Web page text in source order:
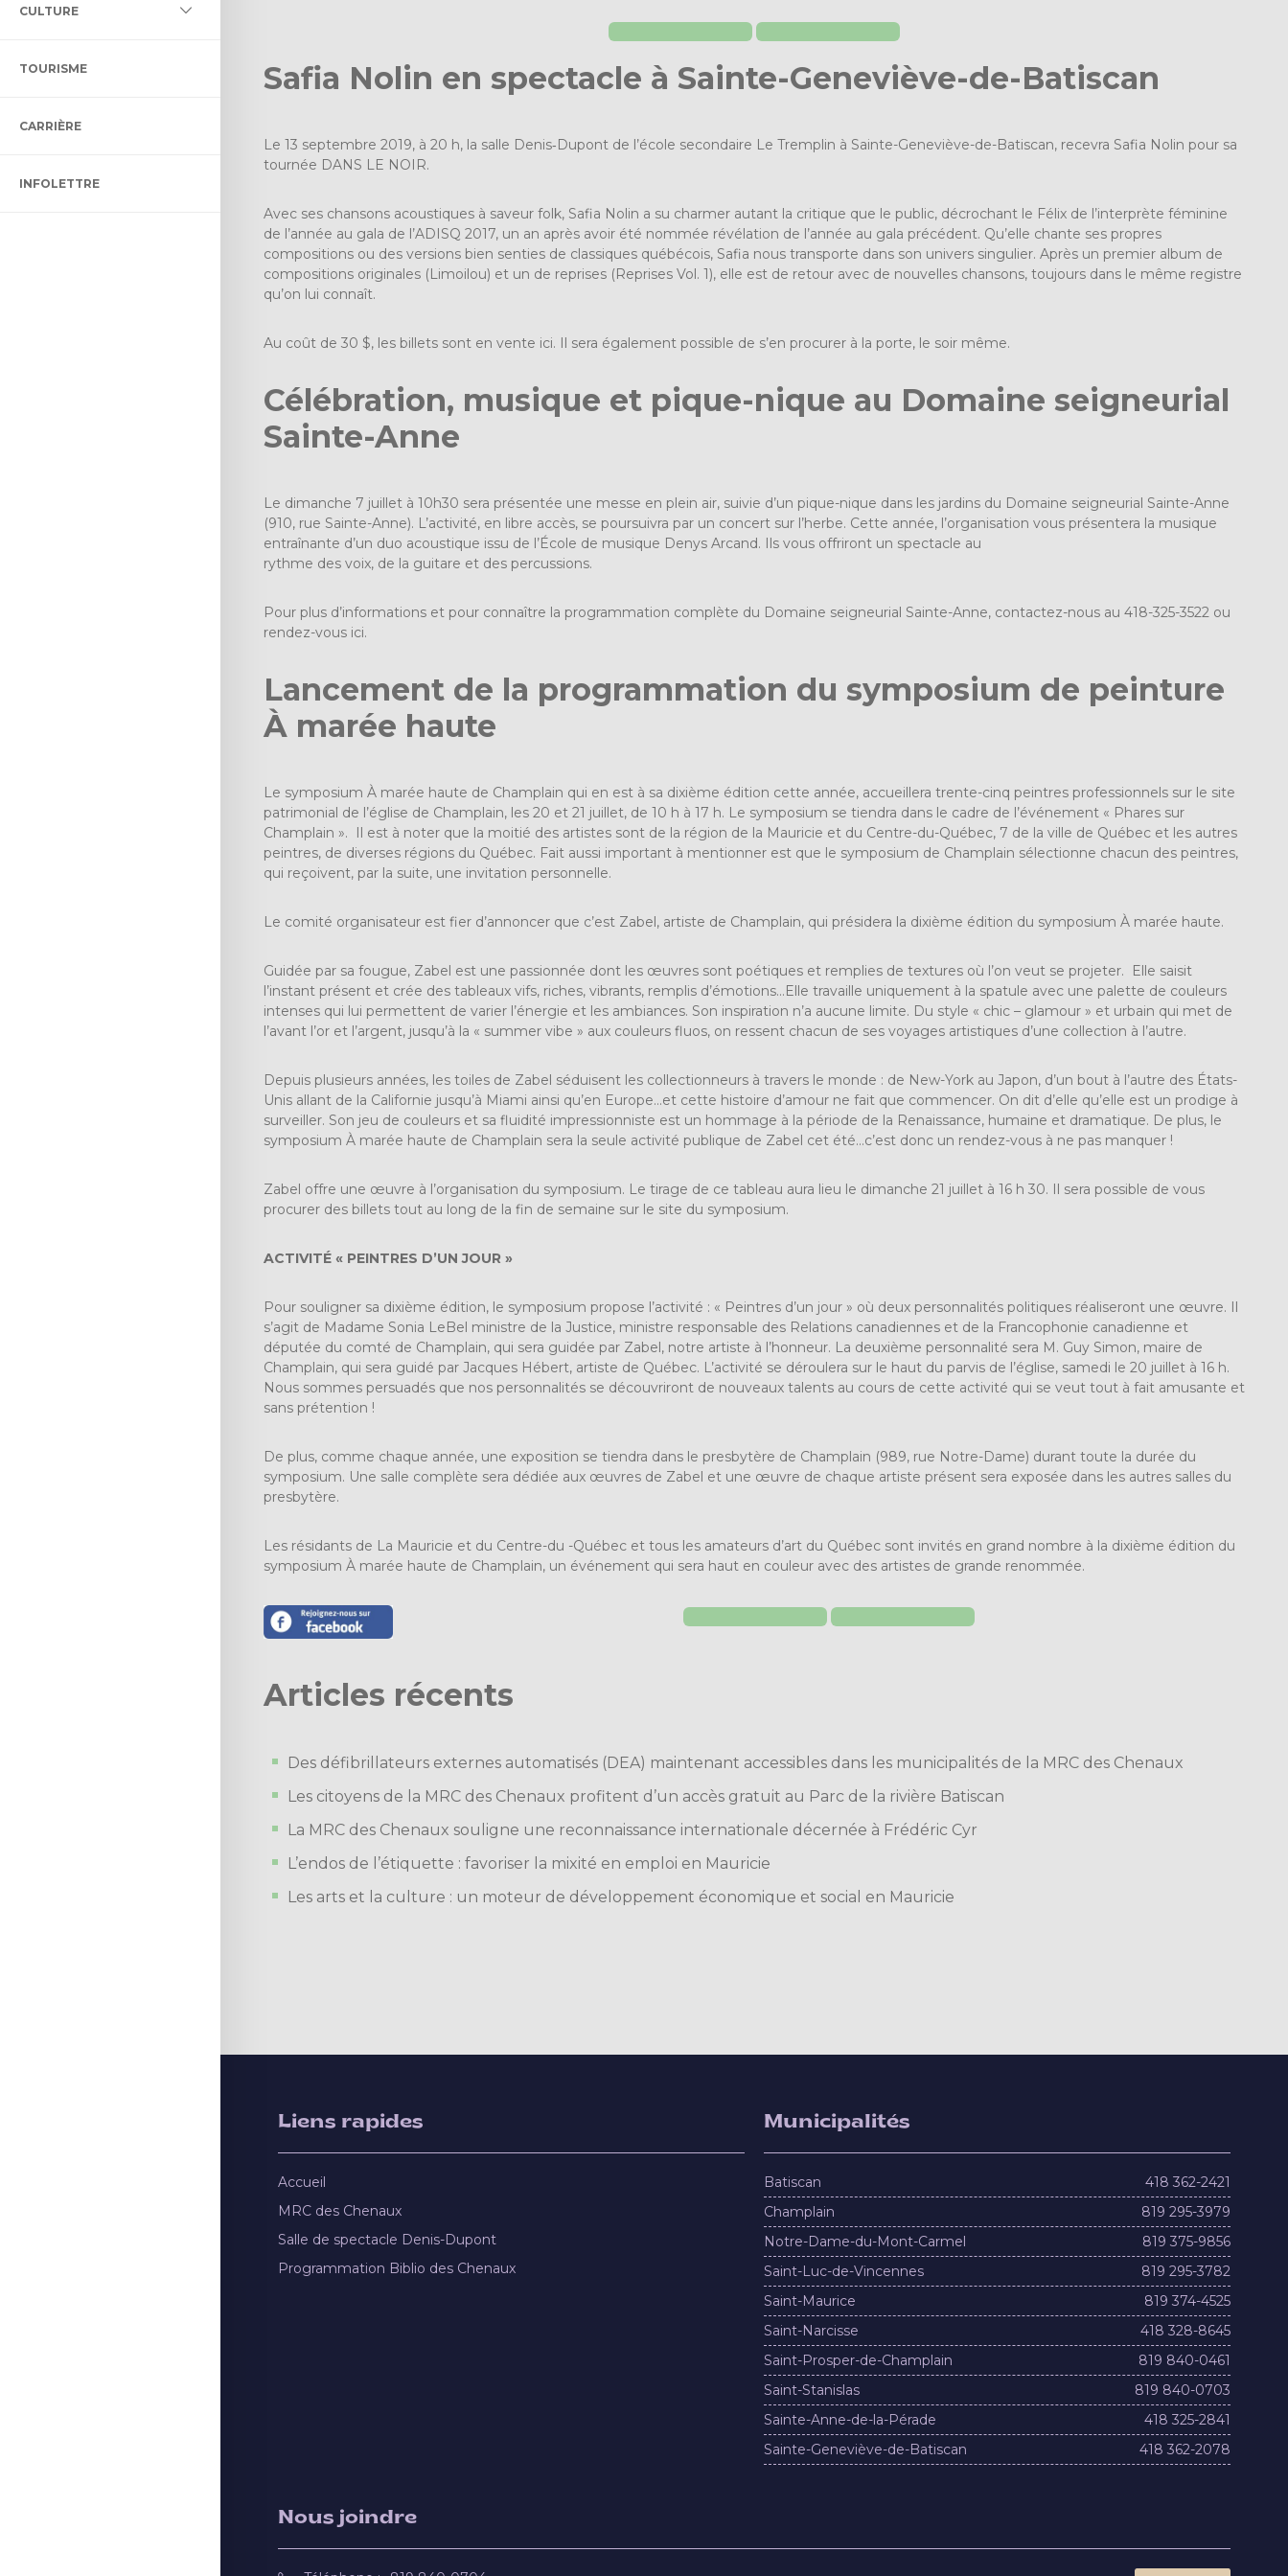
DES MILIEUX HUMIDES ET
ET DE
CONTRÔLE INTÉRIMAIRE
ET ADAPTÉ
CULTURE
BIBLIO DES CHENAUX
DENIS-DUPONT
TOURISME
CARRIÈRE
INFOLETTRE
Safia Nolin en spectacle à Sainte-Geneviève-de-Batiscan
Le 13 septembre 2019, à 20 h, la salle Denis‑Dupont de l’école secondaire Le Tremplin à Sainte-Geneviève-de-Batiscan, recevra Safia Nolin pour sa
tournée DANS LE NOIR.
Avec ses chansons acoustiques à saveur folk, Safia Nolin a su charmer autant la critique que le public, décrochant le Félix de l’interprète féminine
de l’année au gala de l’ADISQ 2017, un an après avoir été nommée révélation de l’année au gala précédent. Qu’elle chante ses propres
compositions ou des versions bien senties de classiques québécois, Safia nous transporte dans son univers singulier. Après un premier album de
compositions originales (Limoilou) et un de reprises (Reprises Vol. 1), elle est de retour avec de nouvelles chansons, toujours dans le même registre
qu’on lui connaît.
Au coût de 30 $, les billets sont en vente ici. Il sera également possible de s’en procurer à la porte, le soir même.
Célébration, musique et pique-nique au Domaine seigneurial
Sainte-Anne
Le dimanche 7 juillet à 10h30 sera présentée une messe en plein air, suivie d’un pique-nique dans les jardins du Domaine seigneurial Sainte-Anne
(910, rue Sainte-Anne). L’activité, en libre accès, se poursuivra par un concert sur l’herbe. Cette année, l’organisation vous présentera la musique
entraînante d’un duo acoustique issu de l’École de musique Denys Arcand. Ils vous offriront un spectacle au
rythme des voix, de la guitare et des percussions.
Pour plus d’informations et pour connaître la programmation complète du Domaine seigneurial Sainte-Anne, contactez-nous au 418-325-3522 ou
rendez-vous ici.
Lancement de la programmation du symposium de peinture
À marée haute
Le symposium À marée haute de Champlain qui en est à sa dixième édition cette année, accueillera trente-cinq peintres professionnels sur le site
patrimonial de l’église de Champlain, les 20 et 21 juillet, de 10 h à 17 h. Le symposium se tiendra dans le cadre de l’événement « Phares sur
Champlain ». Il est à noter que la moitié des artistes sont de la région de la Mauricie et du Centre-du-Québec, 7 de la ville de Québec et les autres
peintres, de diverses régions du Québec. Fait aussi important à mentionner est que le symposium de Champlain sélectionne chacun des peintres,
qui reçoivent, par la suite, une invitation personnelle.
Le comité organisateur est fier d’annoncer que c’est Zabel, artiste de Champlain, qui présidera la dixième édition du symposium À marée haute.
Guidée par sa fougue, Zabel est une passionnée dont les œuvres sont poétiques et remplies de textures où l’on veut se projeter. Elle saisit
l’instant présent et crée des tableaux vifs, riches, vibrants, remplis d’émotions…Elle travaille uniquement à la spatule avec une palette de couleurs
intenses qui lui permettent de varier l’énergie et les ambiances. Son inspiration n’a aucune limite. Du style « chic – glamour » et urbain qui met de
l’avant l’or et l’argent, jusqu’à la « summer vibe » aux couleurs fluos, on ressent chacun de ses voyages artistiques d’une collection à l’autre.
Depuis plusieurs années, les toiles de Zabel séduisent les collectionneurs à travers le monde : de New-York au Japon, d’un bout à l’autre des États-
Unis allant de la Californie jusqu’à Miami ainsi qu’en Europe…et cette histoire d’amour ne fait que commencer. On dit d’elle qu’elle est un prodige à
surveiller. Son jeu de couleurs et sa fluidité impressionniste est un hommage à la période de la Renaissance, humaine et dramatique. De plus, le
symposium À marée haute de Champlain sera la seule activité publique de Zabel cet été…c’est donc un rendez-vous à ne pas manquer !
Zabel offre une œuvre à l’organisation du symposium. Le tirage de ce tableau aura lieu le dimanche 21 juillet à 16 h 30. Il sera possible de vous
procurer des billets tout au long de la fin de semaine sur le site du symposium.
ACTIVITÉ « PEINTRES D’UN JOUR »
Pour souligner sa dixième édition, le symposium propose l’activité : « Peintres d’un jour » où deux personnalités politiques réaliseront une œuvre. Il
s’agit de Madame Sonia LeBel ministre de la Justice, ministre responsable des Relations canadiennes et de la Francophonie canadienne et
députée du comté de Champlain, qui sera guidée par Zabel, notre artiste à l’honneur. La deuxième personnalité sera M. Guy Simon, maire de
Champlain, qui sera guidé par Jacques Hébert, artiste de Québec. L’activité se déroulera sur le haut du parvis de l’église, samedi le 20 juillet à 16 h.
Nous sommes persuadés que nos personnalités se découvriront de nouveaux talents au cours de cette activité qui se veut tout à fait amusante et
sans prétention !
De plus, comme chaque année, une exposition se tiendra dans le presbytère de Champlain (989, rue Notre-Dame) durant toute la durée du
symposium. Une salle complète sera dédiée aux œuvres de Zabel et une œuvre de chaque artiste présent sera exposée dans les autres salles du
presbytère.
Les résidants de La Mauricie et du Centre-du -Québec et tous les amateurs d’art du Québec sont invités en grand nombre à la dixième édition du
symposium À marée haute de Champlain, un événement qui sera haut en couleur avec des artistes de grande renommée.
Articles récents
Des défibrillateurs externes automatisés (DEA) maintenant accessibles dans les municipalités de la MRC des Chenaux
Les citoyens de la MRC des Chenaux profitent d’un accès gratuit au Parc de la rivière Batiscan
La MRC des Chenaux souligne une reconnaissance internationale décernée à Frédéric Cyr
L’endos de l’étiquette : favoriser la mixité en emploi en Mauricie
Les arts et la culture : un moteur de développement économique et social en Mauricie
Liens rapides
Accueil
MRC des Chenaux
Salle de spectacle Denis-Dupont
Programmation Biblio des Chenaux
Municipalités
Batiscan
418 362-2421
Champlain
819 295-3979
Notre-Dame-du-Mont-Carmel
819 375-9856
Saint-Luc-de-Vincennes
819 295-3782
Saint-Maurice
819 374-4525
Saint-Narcisse
418 328-8645
Saint-Prosper-de-Champlain
819 840-0461
Saint-Stanislas
819 840-0703
Sainte-Anne-de-la-Pérade
418 325-2841
Sainte-Geneviève-de-Batiscan
418 362-2078
Nous joindre